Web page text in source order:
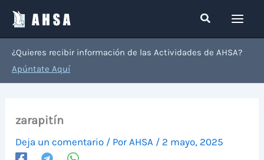
contenido
Buscar
¿Quieres recibir información de las Actividades de AHSA?
Apúntate Aquí
zarapitín
Deja un comentario / Por AHSA / 2 mayo, 2025